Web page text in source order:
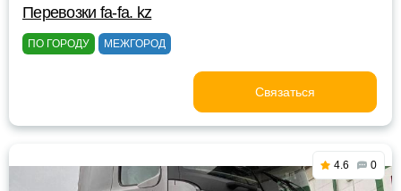
Перевозки fa-fa. kz
ПО ГОРОДУ МЕЖГОРОД
Связаться
4.6 0